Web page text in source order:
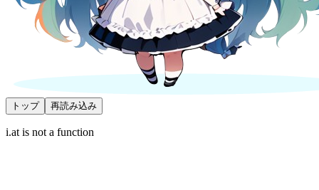
トップ 再読み込み
i.at is not a function